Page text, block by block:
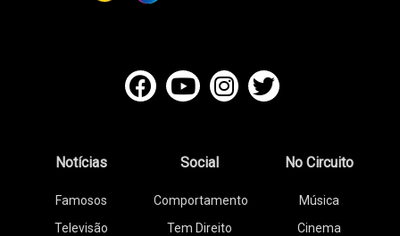
Notícias
Famosos
Televisão
Social
Comportamento
Tem Direito
No Circuito
Música
Cinema